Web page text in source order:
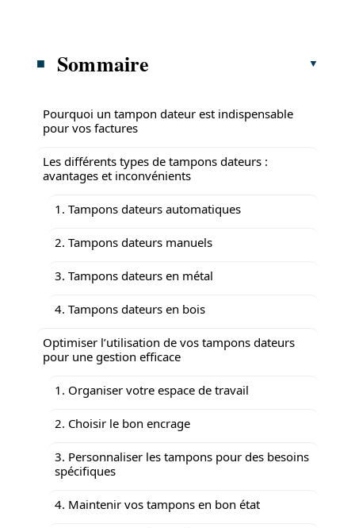
Sommaire
Pourquoi un tampon dateur est indispensable
pour vos factures
Les différents types de tampons dateurs :
avantages et inconvénients
1. Tampons dateurs automatiques
2. Tampons dateurs manuels
3. Tampons dateurs en métal
4. Tampons dateurs en bois
Optimiser l’utilisation de vos tampons dateurs
pour une gestion efficace
1. Organiser votre espace de travail
2. Choisir le bon encrage
3. Personnaliser les tampons pour des besoins
spécifiques
4. Maintenir vos tampons en bon état